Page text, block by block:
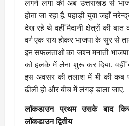
लगने लगा की अब उत्तराखंड से
होता जा रहा है. पहाड़ी युवा जहाँ
देख रहे थे वहीँ मैदानी क्षेत्रों की बात
वर्ग एक राय होकर भाजपा के सुर से
इन सफलताओं का जश्न मनाती
को हलके में लेना शुरू कर दिया. वहीँ
इस अवसर की तलाश में भी की कब
ढीली हो और बीच में लंगड़ डाला जाए.
लॉकडाउन प्रथम उसके बाद
लॉकडाउन द्वितीय